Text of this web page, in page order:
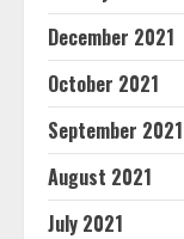
December 2021
October 2021
September 2021
August 2021
July 2021